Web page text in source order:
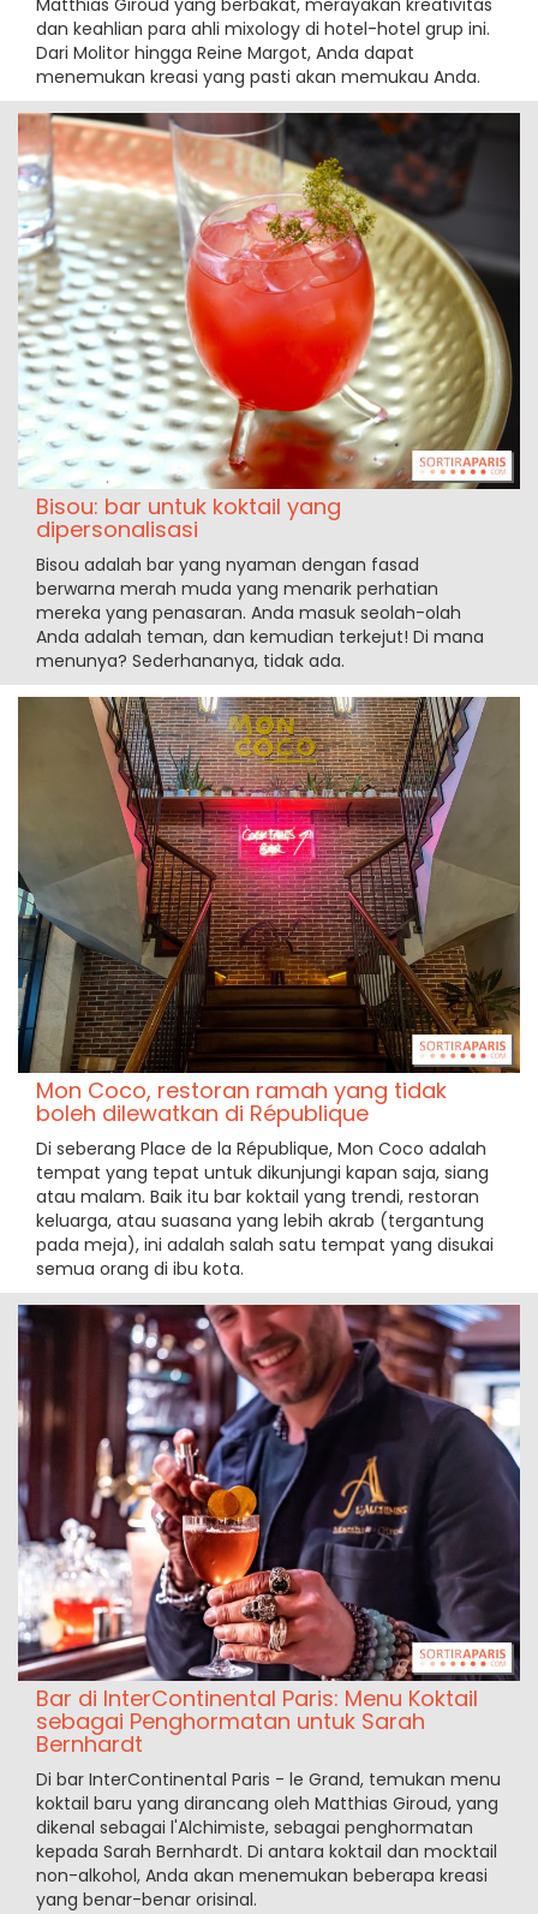
dan keahlian para ahli mixology di hotel-hotel grup ini.
Dari Molitor hingga Reine Margot, Anda dapat
menemukan kreasi yang pasti akan memukau Anda.
Bisou: bar untuk koktail yang
dipersonalisasi
Bisou adalah bar yang nyaman dengan fasad
berwarna merah muda yang menarik perhatian
mereka yang penasaran. Anda masuk seolah-olah
Anda adalah teman, dan kemudian terkejut! Di mana
menunya? Sederhananya, tidak ada.
Mon Coco, restoran ramah yang tidak
boleh dilewatkan di République
Di seberang Place de la République, Mon Coco adalah
tempat yang tepat untuk dikunjungi kapan saja, siang
atau malam. Baik itu bar koktail yang trendi, restoran
keluarga, atau suasana yang lebih akrab (tergantung
pada meja), ini adalah salah satu tempat yang disukai
semua orang di ibu kota.
Bar di InterContinental Paris: Menu Koktail
sebagai Penghormatan untuk Sarah
Bernhardt
Di bar InterContinental Paris - le Grand, temukan menu
koktail baru yang dirancang oleh Matthias Giroud, yang
dikenal sebagai l'Alchimiste, sebagai penghormatan
kepada Sarah Bernhardt. Di antara koktail dan mocktail
non-alkohol, Anda akan menemukan beberapa kreasi
yang benar-benar orisinal.